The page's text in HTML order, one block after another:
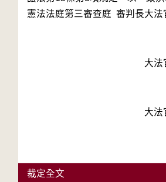
憲法法庭第三審查庭 審判長大法
大法
大法
裁定全文